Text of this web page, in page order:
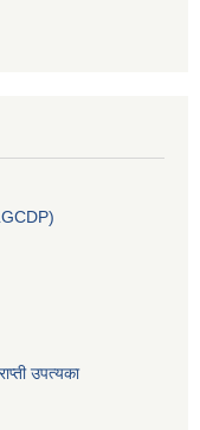
उपत्यका